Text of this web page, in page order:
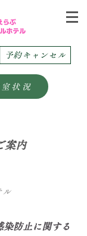
予約キャンセル
状況
案内
ル
染防止に関する